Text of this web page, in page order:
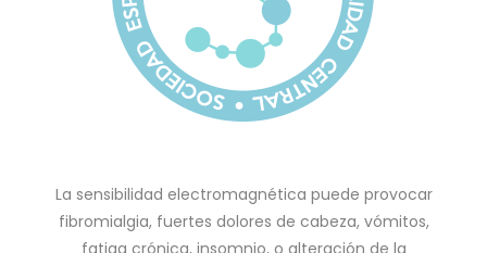
La sensibilidad electromagnética puede provocar
fibromialgia, fuertes dolores de cabeza, vómitos,
fatiga crónica, insomnio, o alteración de la